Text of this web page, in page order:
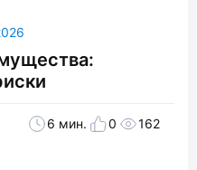
6 мин. 0 162